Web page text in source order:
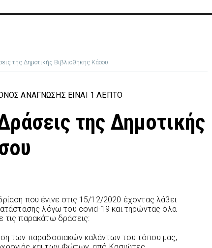
της Δημοτικής Βιβλιοθήκης Κάσου
ΑΝΆΓΝΩΣΗΣ ΕΊΝΑΙ 1 ΛΕΠΤΌ
της Δημοτικής
που έγινε στις 15/12/2020 έχοντας λάβει
λόγω του covid-19 και τηρώντας όλα
τις παρακάτω δράσεις:
των παραδοσιακών καλάντων του τόπου μας,